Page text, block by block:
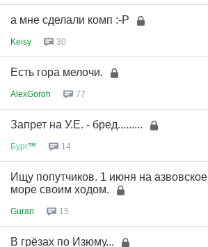
а мне сделали комп :-Р
Keisy 30
Есть гора мелочи.
AlexGoroh 77
Запрет на У.Е. - бред.........
Бург™ 14
Ищу попутчиков. 1 июня на азвовское
море своим ходом.
Guran 15
В грёзах по Изюму...